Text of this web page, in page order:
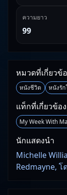
ความยาว
99
หมวดที่เกี่ยวข้
หนังชีวิต หนังรั
แท็กที่เกี่ยวข้อง
My Week With
นักแสดงนำ
Michelle
Redmayne, โ